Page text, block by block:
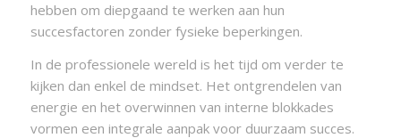
hebben om diepgaand te werken aan hun
succesfactoren zonder fysieke beperkingen.
In de professionele wereld is het tijd om verder te
kijken dan enkel de mindset. Het ontgrendelen van
energie en het overwinnen van interne blokkades
vormen een integrale aanpak voor duurzaam succes.